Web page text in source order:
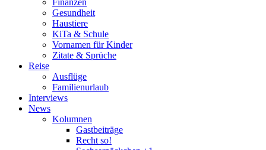
Finanzen
Gesundheit
Haustiere
KiTa & Schule
Vornamen für Kinder
Zitate & Sprüche
Reise
Ausflüge
Familienurlaub
Interviews
News
Kolumnen
Gastbeiträge
Recht so!